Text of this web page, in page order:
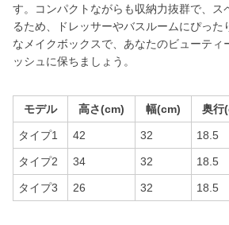
す。コンパクトながらも収納力抜群で、ス
るため、ドレッサーやバスルームにぴった
なメイクボックスで、あなたのビューティ
ッシュに保ちましょう。
モデル 高さ(cm) 幅(cm) 奥行
タイプ1 42 32 18.5
タイプ2 34 32 18.5
タイプ3 26 32 18.5